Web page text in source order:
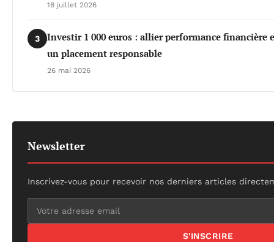
18 juillet 2026
3
Investir 1 000 euros : allier performance financière
un placement responsable
26 mai 2026
Newsletter
Inscrivez-vous pour recevoir nos derniers articles
S'INSCRIRE